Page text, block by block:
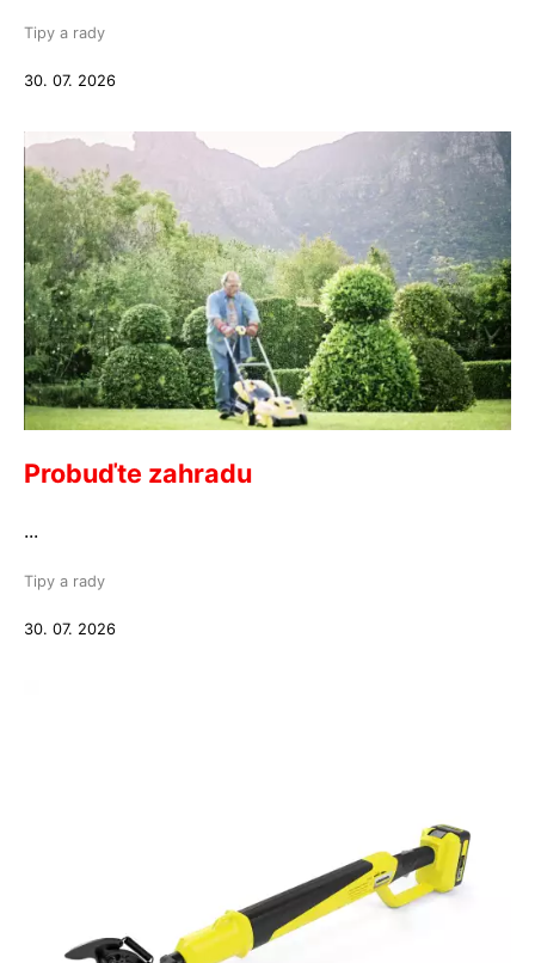
Tipy a rady
30. 07. 2026
Probuďte zahradu
...
Tipy a rady
30. 07. 2026